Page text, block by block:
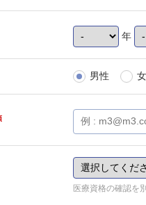
年
男性
医療資格の確認を